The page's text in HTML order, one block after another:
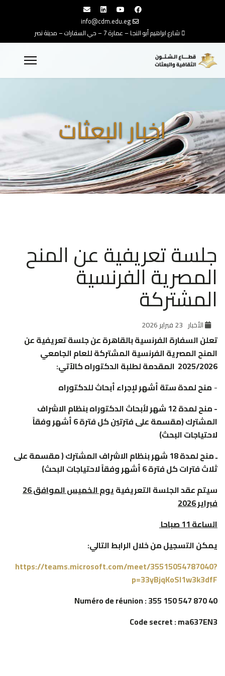
info@cdm.edu.eg
شارع ابراهيم أبو النجا – عمارة 7 – حي السفارات – مدينة نصر
اخبار البعثات
جلسة تعريفية عن المنح
المصرية الفرنسية
المشتركة
الأخبار 23 فبراير 2026
تعلن السفارة الفرنسية بالقاهرة عن جلسة تعريفية عن
المنح المصرية الفرنسية المشتركة للعام الجامعي
2025/2026 المقدمة لطلبة الدكتوراه كالآتي:
- منح لمدة ستة أشهر لإجراء أبحاث للدكتوراه
- منح لمدة 12 شهر لأبحاث الدكتوراه بنظام الاشراف
المشترك (مقسمة على فترتين كل فترة 6 أشهر وفقاً
لاحتياجات البحث)
ـ منح لمدة 18 شهر بنظام الاشراف المشترك ( مقسمة على
ثلاث فترات كل فترة 6 أشهر وفقاً لاحتياجات البحث)
سيتم عقد الجلسة التعريفية ي
وم الخميس الموافق 26
فبراير 2026
الساعة 11 صباحا
يمكن التسجيل من خلال الرابط التالي:
https://teams.microsoft.com/meet/35515054787040?
p=33yBjqKoSI1w3k3dfF
Numéro de réunion : 355 150 547 870 40
Code secret : ma637EN3